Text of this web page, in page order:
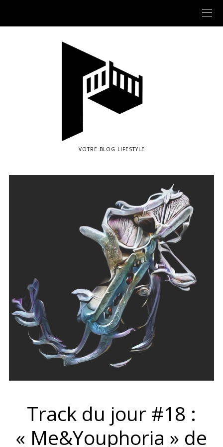
VOTRE BLOG LIFESTYLE
Track du jour #18 :
« Me&Youphoria » de